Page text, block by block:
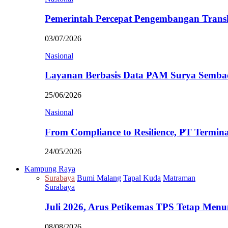
Pemerintah Percepat Pengembangan
03/07/2026
Nasional
Layanan Berbasis Data PAM Surya
25/06/2026
Nasional
From Compliance to Resilience, PT
24/05/2026
Kampung Raya
Surabaya Bumi Malang Tapal Kuda Matraman
Surabaya
Juli 2026, Arus Petikemas TPS Tetap